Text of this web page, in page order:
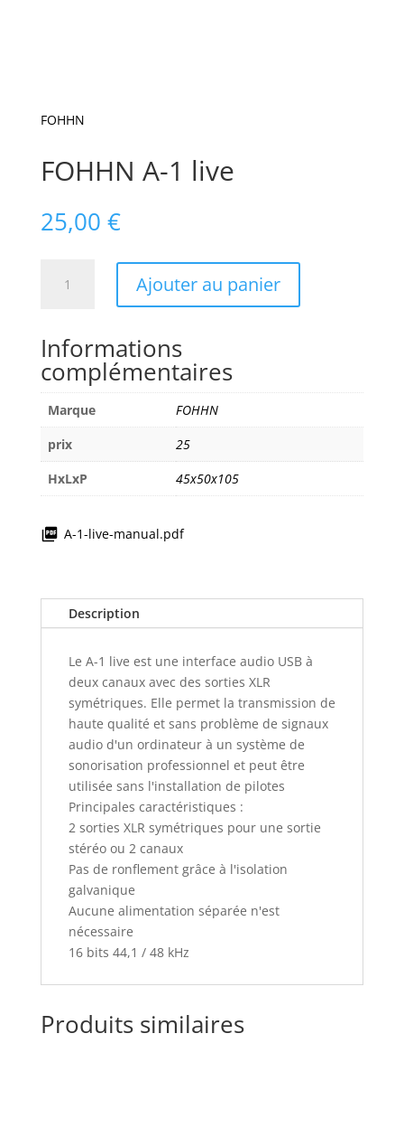
FOHHN
FOHHN A-1 live
25,00 €
live
Ajouter au panier
Informations
complémentaires
Marque
FOHHN
prix
25
HxLxP
45x50x105
A-1-live-manual.pdf
Description
Le A-1 live est une interface audio USB à
deux canaux avec des sorties XLR
symétriques. Elle permet la transmission de
haute qualité et sans problème de signaux
audio d'un ordinateur à un système de
sonorisation professionnel et peut être
utilisée sans l'installation de pilotes
Principales caractéristiques :
2 sorties XLR symétriques pour une sortie
stéréo ou 2 canaux
Pas de ronflement grâce à l'isolation
galvanique
Aucune alimentation séparée n'est
nécessaire
16 bits 44,1 / 48 kHz
Produits similaires